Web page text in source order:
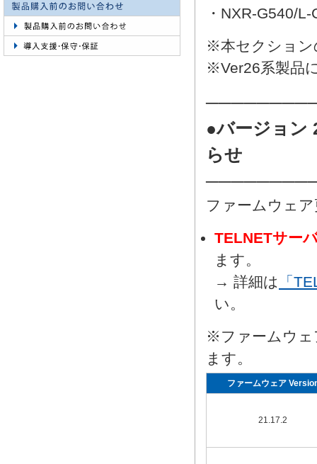
・NXR-G540/
※本セクション
※Ver26系製品
●バージョン
らせ
ファームウェ
TELNETサー
ます。
→ 詳細は
「
い。
※ファームウェ
ます。
ファームウェア
21.17.2